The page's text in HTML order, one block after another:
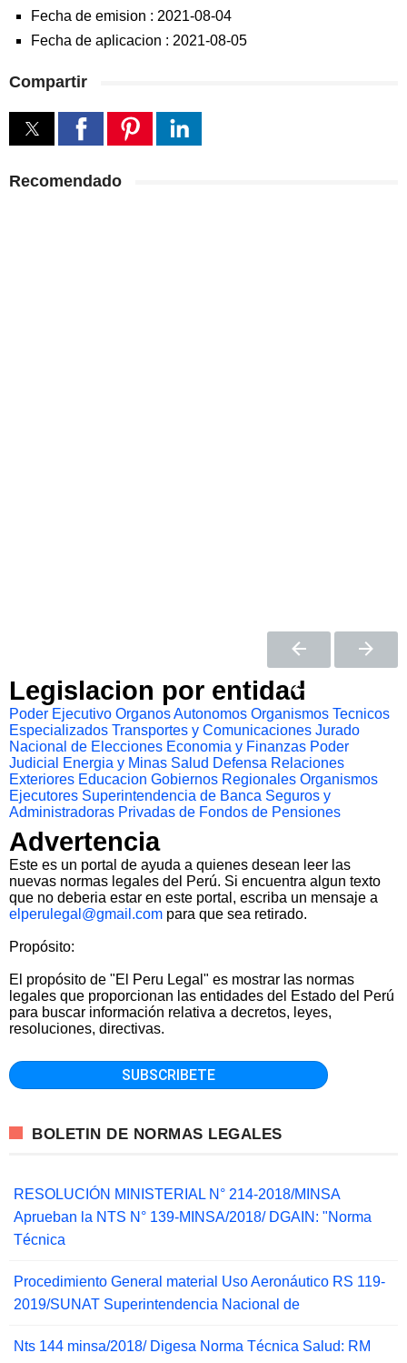
Fecha de emision : 2021-08-04
Fecha de aplicacion : 2021-08-05
Compartir
Recomendado
Legislacion por entidad
Poder Ejecutivo Organos Autonomos Organismos Tecnicos
Especializados Transportes y Comunicaciones Jurado
Nacional de Elecciones Economia y Finanzas Poder
Judicial
Energia y Minas Salud Defensa Relaciones
Exteriores Educacion Gobiernos Regionales Organismos
Ejecutores Superintendencia de Banca Seguros y
Administradoras Privadas de Fondos de Pensiones
Advertencia
Este es un portal de ayuda a quienes desean leer las
nuevas normas legales del Perú. Si encuentra algun texto
que no deberia estar en este portal, escriba un mensaje a
elperulegal@gmail.com para que sea retirado.
Propósito:
El propósito de "El Peru Legal" es mostrar las normas
legales que proporcionan las entidades del Estado del Perú
para buscar información relativa a decretos, leyes,
resoluciones, directivas.
BOLETIN DE NORMAS LEGALES
RESOLUCIÓN MINISTERIAL N° 214-2018/MINSA
Aprueban la NTS N° 139-MINSA/2018/ DGAIN: "Norma
Técnica
Procedimiento General material Uso Aeronáutico RS 119-
2019/SUNAT Superintendencia Nacional de
Nts 144 minsa/2018/ Digesa Norma Técnica Salud: RM